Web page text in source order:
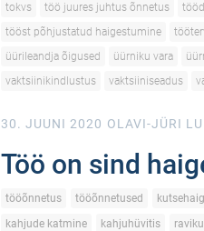
tokvs
töö juures juhtus õnnetus
tööst põhjustatud haigestumine
üürileandja õigused
üürniku vara
vaktsiinikindlustus
vaktsiiniseadus
30. JUUNI 2020 OLAVI-JÜRI
Töö on sind
tööõnnetus tööõnnetused
kahjude katmine
kahjuhüvitis